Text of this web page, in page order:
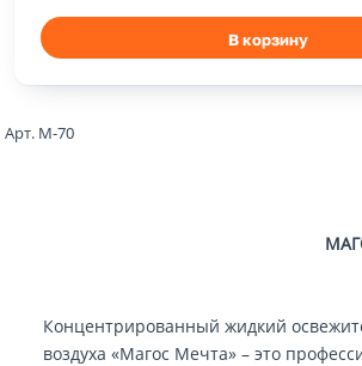
В корзину
Арт. М-70
Концентрированный жидкий
воздуха «Магос Мечта» – это